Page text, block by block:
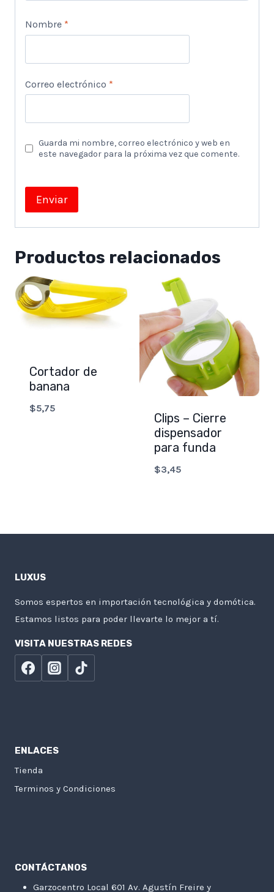
Nombre *
Correo electrónico *
Guarda mi nombre, correo electrónico y web en
este navegador para la próxima vez que comente.
Productos relacionados
Cortador de
banana
$5,75
Clips – Cierre
dispensador
para funda
$3,45
LUXUS
Somos espertos en importación tecnológica y domótica.
Estamos listos para poder llevarte lo mejor a tí.
VISITA NUESTRAS REDES
ENLACES
Tienda
Terminos y Condiciones
CONTÁCTANOS
Garzocentro Local 601 Av. Agustín Freire y